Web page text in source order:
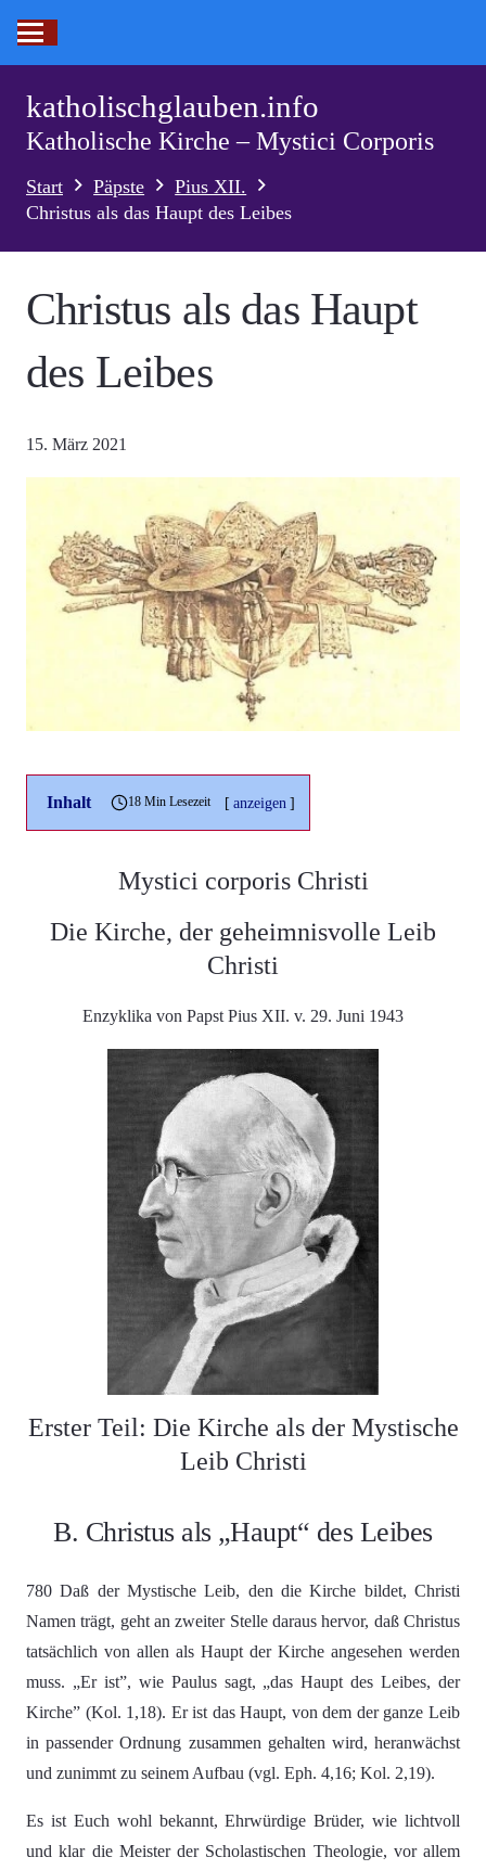
katholischglauben.info
Katholische Kirche – Mystici Corporis
Start Päpste
Pius XII.
Christus als das Haupt des Leibes
Christus als das Haupt
des Leibes
15. März 2021
Inhalt 18 Min Lesezeit [ anzeigen ]
Mystici corporis Christi
Die Kirche, der geheimnisvolle Leib
Christi
Enzyklika von Papst Pius XII. v. 29. Juni 1943
Erster Teil: Die Kirche als der Mystische
Leib Christi
B. Christus als „Haupt“ des Leibes
780 Daß der Mystische Leib, den die Kirche bildet, Christi
Namen trägt, geht an zweiter Stelle daraus hervor, daß Christus
tatsächlich von allen als Haupt der Kirche angesehen werden
muss. „Er ist”, wie Paulus sagt, „das Haupt des Leibes, der
Kirche” (Kol. 1,18). Er ist das Haupt, von dem der ganze Leib
in passender Ordnung zusammen gehalten wird, heranwächst
und zunimmt zu seinem Aufbau (vgl. Eph. 4,16; Kol. 2,19).
Es ist Euch wohl bekannt, Ehrwürdige Brüder, wie lichtvoll
und klar die Meister der Scholastischen Theologie, vor allem